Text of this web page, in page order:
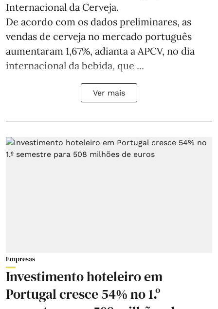
Internacional da Cerveja.
De acordo com os dados preliminares, as
vendas de cerveja no mercado português
aumentaram 1,67%, adianta a APCV, no dia
internacional da bebida, que ...
Ver mais
Empresas
Investimento hoteleiro em
Portugal cresce 54% no 1.º